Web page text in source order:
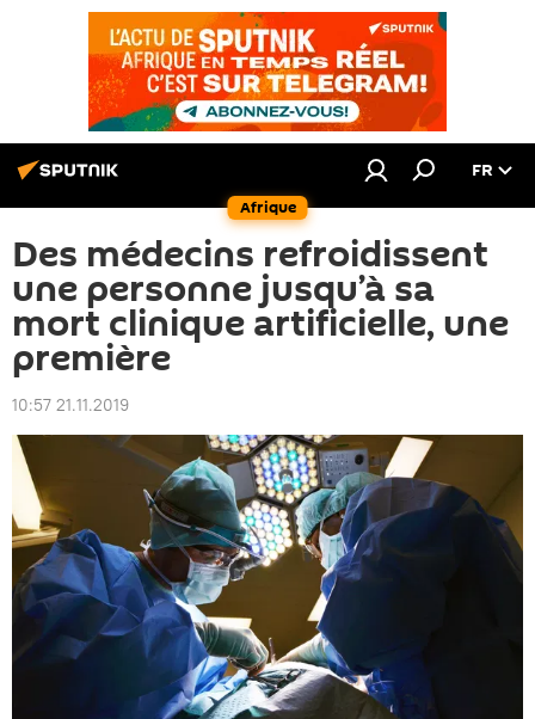
Afrique
FR
Des médecins refroidissent
une personne jusqu’à sa
mort clinique artificielle, une
première
10:57 21.11.2019